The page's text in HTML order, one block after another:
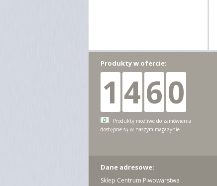
Produkty w ofercie:
1 460
D
Produkty możliwe do zamówienia
dostępne są w naszym magazynie.
Dane adresowe:
Sklep Centrum Piwowarstwa